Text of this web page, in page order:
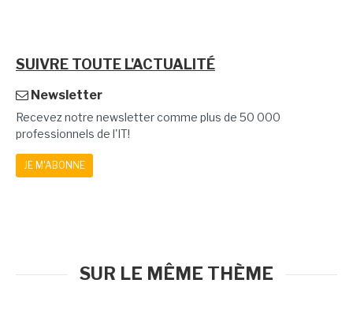
SUIVRE TOUTE L'ACTUALITÉ
Newsletter
Recevez notre newsletter comme plus de 50 000
professionnels de l'IT!
JE M'ABONNE
SUR LE MÊME THÈME